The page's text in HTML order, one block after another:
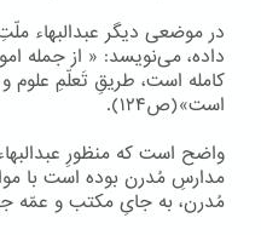
در موضعی دیگر عبدالبهاء
داده، می‌نویسد: « از جمله
کامله است، طریقِ تَعلّمِ
است»(ص۱۲۴).
واضح است که منظورِ
مدارسِ مُدرن بوده است با
مُدرن، به جایِ مکتب و عمّه